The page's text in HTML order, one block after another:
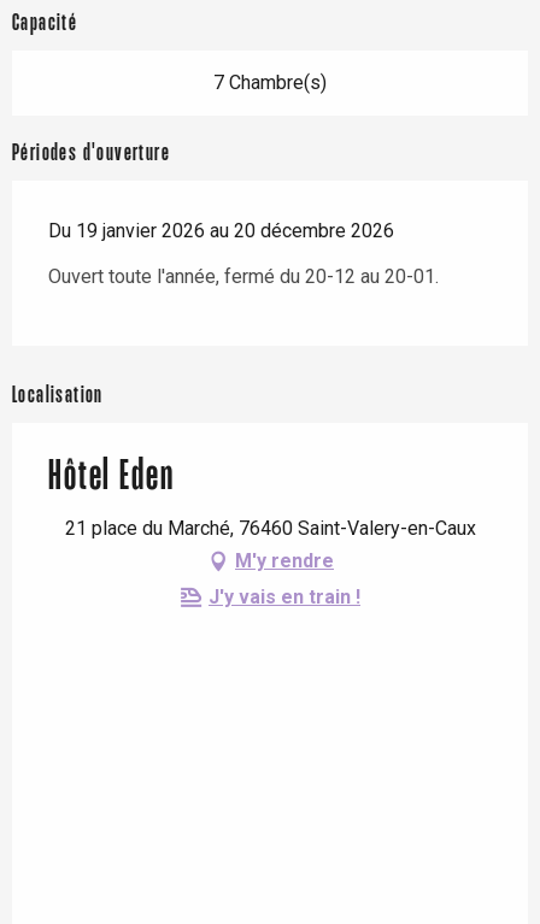
Capacité
7 Chambre(s)
Périodes d'ouverture
Du 19 janvier 2026 au 20 décembre 2026
Ouvert toute l'année, fermé du 20-12 au 20-01.
Localisation
Hôtel Eden
21 place du Marché, 76460 Saint-Valery-en-Caux
M'y rendre
J'y vais en train !